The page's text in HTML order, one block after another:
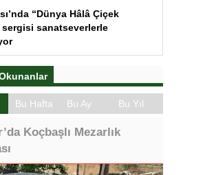
“Dünya Hâlâ Çiçek
sergisi sanatseverlerle
Bu Hafta Bu Ay Bu Yıl
Koçbaşlı Mezarlık